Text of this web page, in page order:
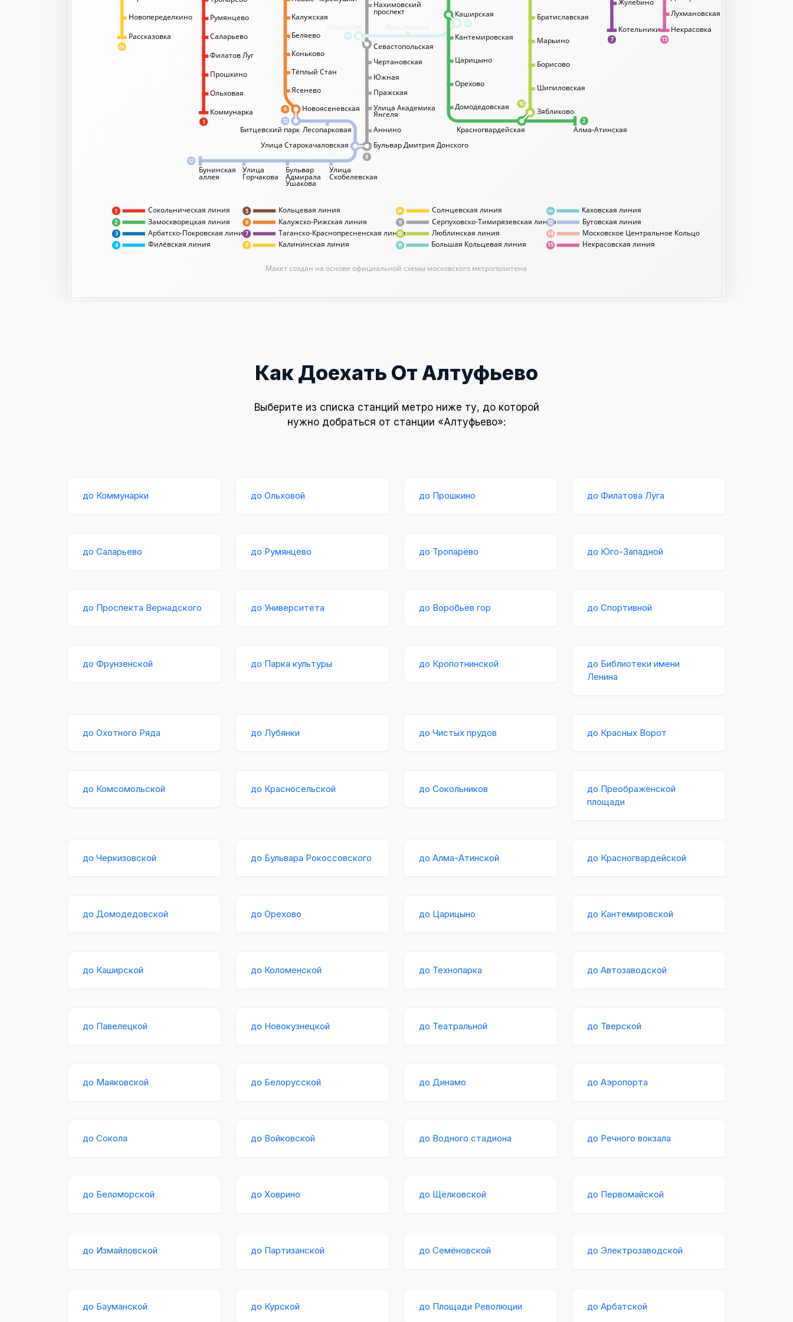
Сокольническая линия
Замоскворецкая линия
Арбатско-Покровская линия
Филёвская линия
Кольцевая линия
Калужско-Рижская линия
Таганско-Краснопресненская линия
Калининская линия
Солнцевская линия
Серпуховско-Тимирязевская линия
Люблинская линия
Каховская линия
Бутовская линия
Московское Центральное Кольцо
Макет создан на основе официальной схемы московского метрополитена
2
3
11А
Большая Кольцевая линия
8
9
10
7
6 12
8А
11
14
5
4
1
15 Некрасовская линия
7
2
10
11А
11А
9
6
12
12
1
8А
15
Калужская
Беляево
Коньково
Тёплый Стан
Ясенево
Новоясеневская
Нахимовский
проспект
Севастопольская
Чертановская
Южная
Пражская
Улица Академика
Янгеля
Жулебино
Котельники
Братиславская
Марьино
Борисово
Шипиловская
Зябликово
Каширская
Кантемировская
Царицыно
Орехово
Домодедовская
Красногвардейская Алма-Атинская
Аннино
Бульвар Дмитрия Донского
Саларьево
Румянцево
Битцевский парк Лесопарковая
Улица Старокачаловская
Улица
Скобелевская
Бульвар
Адмирала
Ушакова
Улица
Горчакова
Бунинская
аллея
Рассказовка
Новопеределкино
Лухмановская
Некрасовка
Филатов Луг
Прошкино
Ольховая
Коммунарка
Как Доехать От Алтуфьево
Выберите из списка станций метро ниже ту, до которой
нужно добраться от станции «Алтуфьево»:
до Коммунарки до Ольховой до Прошкино до Филатова Луга
до Саларьево до Румянцево до Тропарёво до Юго-Западной
до Проспекта Вернадского до Университета до Воробьёв гор до Спортивной
до Фрунзенской до Парка культуры до Кропотнинской
до Библиотеки имени
Ленина
до Охотного Ряда до Лубянки до Чистых прудов до Красных Ворот
до Комсомольской до Красносельской до Сокольников
до Преображенской
площади
до Черкизовской до Бульвара Рокоссовского до Алма-Атинской до Красногвардейской
до Домодедовской до Орехово до Царицыно до Кантемировской
до Каширской до Коломенской до Технопарка до Автозаводской
до Павелецкой до Новокузнецкой до Театральной до Тверской
до Маяковской до Белорусской до Динамо до Аэропорта
до Сокола до Войковской до Водного стадиона до Речного вокзала
до Беломорской до Ховрино до Щёлковской до Первомайской
до Измайловской до Партизанской до Семёновской до Электрозаводской
до Бауманской до Курской до Площади Революции до Арбатской